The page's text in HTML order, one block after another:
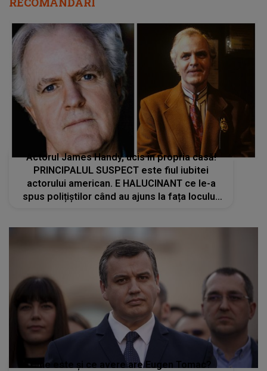
Actorul James Handy, ucis în propria casă!
PRINCIPALUL SUSPECT este fiul iubitei
actorului american. E HALUCINANT ce le-a
spus polițiștilor când au ajuns la fața locului:
Cine este și ce avere are Eugen Tomac?